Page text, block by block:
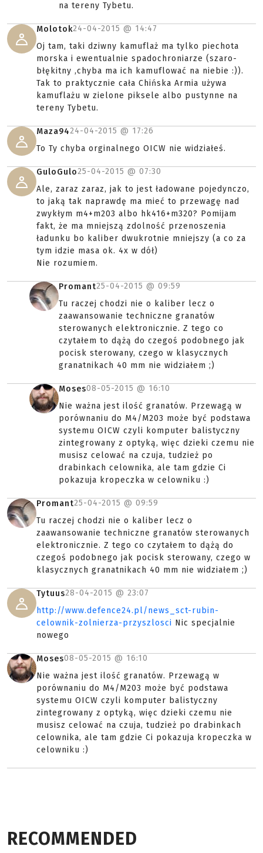
na tereny Tybetu.
Molotok24-04-2015 @ 14:47
Oj tam, taki dziwny kamuflaż ma tylko piechota
morska i ewentualnie spadochroniarze (szaro-
błękitny ,chyba ma ich kamuflować na niebie :)).
Tak to praktycznie cała Chińska Armia używa
kamuflażu w zielone piksele albo pustynne na
tereny Tybetu.
Maza9424-04-2015 @ 17:26
To Ty chyba orginalnego OICW nie widziałeś.
GuloGulo25-04-2015 @ 07:30
Ale, zaraz zaraz, jak to jest ładowane pojedynczo,
to jaką tak naprawdę ma mieć to przewagę nad
zwykłym m4+m203 albo hk416+m320? Pomijam
fakt, że ma mniejszą zdolność przenoszenia
ładunku bo kaliber dwukrotnie mniejszy (a co za
tym idzie masa ok. 4x w dół)
Nie rozumiem.
Promant25-04-2015 @ 09:59
Tu raczej chodzi nie o kaliber lecz o
zaawansowanie techniczne granatów
sterowanych elektronicznie. Z tego co
czytałem to dążą do czegoś podobnego jak
pocisk sterowany, czego w klasycznych
granatnikach 40 mm nie widziałem ;)
Moses08-05-2015 @ 16:10
Nie ważna jest ilość granatów. Przewagą w
porównaniu do M4/M203 może być podstawa
systemu OICW czyli komputer balistyczny
zintegrowany z optyką, więc dzieki czemu nie
musisz celować na czuja, tudzież po
drabinkach celownika, ale tam gdzie Ci
pokazuja kropeczka w celowniku :)
Promant25-04-2015 @ 09:59
Tu raczej chodzi nie o kaliber lecz o
zaawansowanie techniczne granatów sterowanych
elektronicznie. Z tego co czytałem to dążą do
czegoś podobnego jak pocisk sterowany, czego w
klasycznych granatnikach 40 mm nie widziałem ;)
Tytuus28-04-2015 @ 23:07
http://www.defence24.pl/news_sct-rubin-
celownik-zolnierza-przyszlosci Nic specjalnie
nowego
Moses08-05-2015 @ 16:10
Nie ważna jest ilość granatów. Przewagą w
porównaniu do M4/M203 może być podstawa
systemu OICW czyli komputer balistyczny
zintegrowany z optyką, więc dzieki czemu nie
musisz celować na czuja, tudzież po drabinkach
celownika, ale tam gdzie Ci pokazuja kropeczka w
celowniku :)
RECOMMENDED